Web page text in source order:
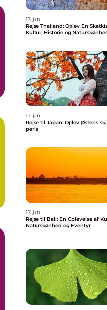
17. jan
Rejse Thailand: Oplev En
Kultur, Historie og
17. jan
Rejse til Japan: Oplev Østens
perle
17. jan
Rejse til Bali: En Oplevelse af
Naturskønhed og Eventyr